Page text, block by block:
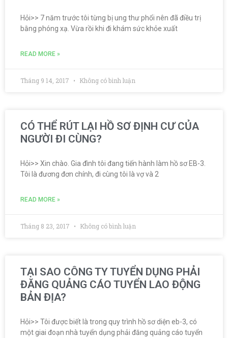
Hỏi>> 7 năm trước tôi từng bị ung thư phổi nên đã điều trị
bằng phóng xạ. Vừa rồi khi đi khám sức khỏe xuất
READ MORE »
Tháng 9 14, 2017 Không có bình luận
CÓ THỂ RÚT LẠI HỒ SƠ ĐỊNH CƯ CỦA
NGƯỜI ĐI CÙNG?
Hỏi>> Xin chào. Gia đình tôi đang tiến hành làm hồ sơ EB-3.
Tôi là đương đơn chính, đi cùng tôi là vợ và 2
READ MORE »
Tháng 8 23, 2017 Không có bình luận
TẠI SAO CÔNG TY TUYỂN DỤNG PHẢI
ĐĂNG QUẢNG CÁO TUYỂN LAO ĐỘNG
BẢN ĐỊA?
Hỏi>> Tôi được biết là trong quy trình hồ sơ diện eb-3, có
một giai đoạn nhà tuyển dụng phải đăng quảng cáo tuyển